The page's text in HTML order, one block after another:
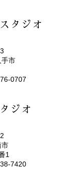
タジオ
名古屋)
手市
0707
ジオ
豊橋)
市
1
7420